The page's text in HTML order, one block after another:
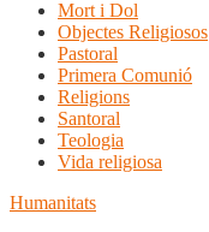
Mort i Dol
Objectes Religiosos
Pastoral
Primera Comunió
Religions
Santoral
Teologia
Vida religiosa
Humanitats